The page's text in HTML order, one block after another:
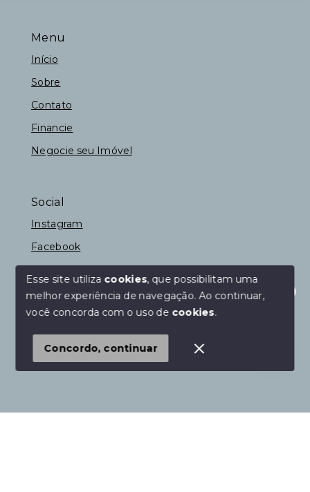
Olá! Estamos disponíveis para te ajudar.
Menu
Início
Sobre
Contato
Financie
Negocie seu Imóvel
Social
Instagram
Facebook
© Copyright 2026 - Fernando Construções
Incorporadora e Imóveis - Todos os direitos
SITE PARA IMOBILIARIA
Esse site utiliza cookies, que possibilitam uma
melhor experiência de navegação.Ao continuar,
você concorda com o uso de cookies.
Concordo, continuar